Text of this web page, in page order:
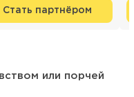
Стать партнёром
или порчей